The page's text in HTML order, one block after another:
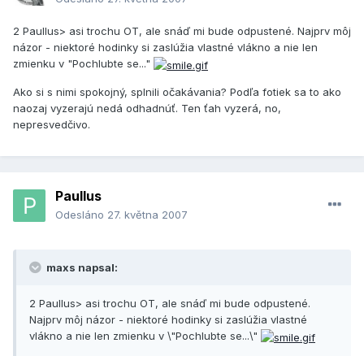
2 Paullus> asi trochu OT, ale snáď mi bude odpustené. Najprv môj
názor - niektoré hodinky si zaslúžia vlastné vlákno a nie len
zmienku v "Pochlubte se..."
Ako si s nimi spokojný, splnili očakávania? Podľa fotiek sa to ako
naozaj vyzerajú nedá odhadnúť. Ten ťah vyzerá, no,
nepresvedčivo.
Paullus
Odesláno 27. května 2007
maxs napsal:
2 Paullus> asi trochu OT, ale snáď mi bude odpustené.
Najprv môj názor - niektoré hodinky si zaslúžia vlastné
vlákno a nie len zmienku v \"Pochlubte se...\"